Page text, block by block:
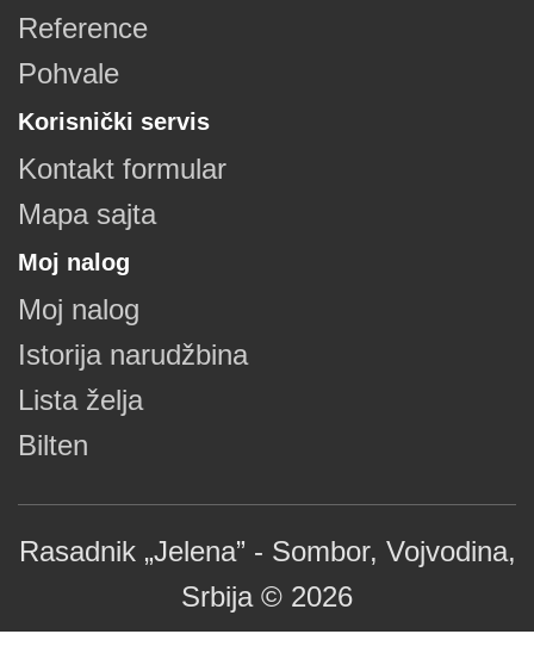
Reference
Pohvale
Korisnički servis
Kontakt formular
Mapa sajta
Moj nalog
Moj nalog
Istorija narudžbina
Lista želja
Bilten
Rasadnik „Jelena” - Sombor, Vojvodina,
Srbija © 2026